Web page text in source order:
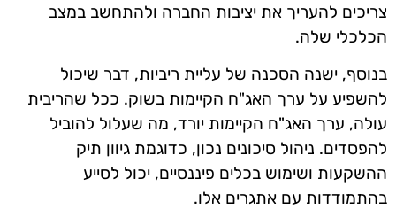
צריכים להעריך את יציבות החברה ולהתחשב במצב
הכלכלי שלה.
בנוסף, ישנה הסכנה של עליית ריביות, דבר שיכול
להשפיע על ערך האג"ח הקיימות בשוק. ככל שהריבית
עולה, ערך האג"ח הקיימות יורד, מה שעלול להוביל
להפסדים. ניהול סיכונים נכון, כדוגמת גיוון תיק
ההשקעות ושימוש בכלים פיננסיים, יכול לסייע
בהתמודדות עם אתגרים אלו.